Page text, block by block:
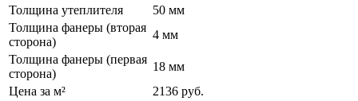
Толщина утеплителя
50 мм
Толщина фанеры (вторая
сторона)
4 мм
Толщина фанеры (первая
сторона)
18 мм
Цена за м²
2136 руб.